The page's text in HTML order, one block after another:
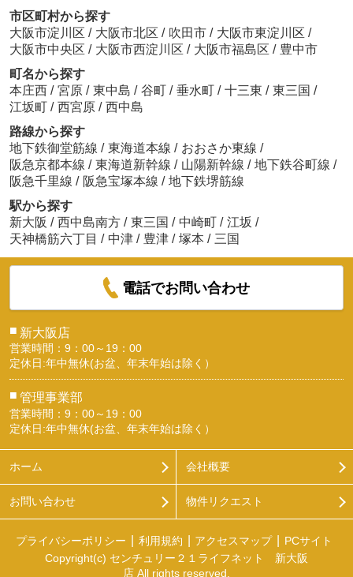
市区町村から探す
大阪市淀川区 / 大阪市北区 / 吹田市 / 大阪市東淀川区 /
大阪市中央区 / 大阪市西淀川区 / 大阪市福島区 / 豊中市
町名から探す
本庄西 / 宮原 / 東中島 / 谷町 / 垂水町 / 十三東 / 東三国 /
江坂町 / 西宮原 / 西中島
路線から探す
地下鉄御堂筋線 / 東海道本線 / おおさか東線 /
阪急京都本線 / 東海道新幹線 / 山陽新幹線 / 地下鉄谷町線 /
阪急千里線 / 阪急宝塚本線 / 地下鉄堺筋線
駅から探す
新大阪 / 西中島南方 / 東三国 / 中崎町 / 江坂 /
天神橋筋六丁目 / 中津 / 豊津 / 塚本 / 三国
電話でお問い合わせ
■ 新大阪店
営業時間：9：00～19：00
定休日:年中無休(お盆、年末年始は除く）
■ 管理事業部
営業時間：9：00～19：00
定休日:年中無休(お盆、年末年始は除く）
ホーム 会社概要
お問い合わせ 物件リクエスト
プライバシーポリシー 利用規約 アクセスマップ
PCサイト
Copyright(c) センチュリー２１ライフネット 新大阪
店 All rights reserved.